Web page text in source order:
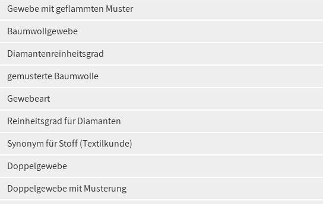
Gewebe mit geflammten Muster
Baumwollgewebe
Diamantenreinheitsgrad
gemusterte Baumwolle
Gewebeart
Reinheitsgrad für Diamanten
Synonym für Stoff (Textilkunde)
Doppelgewebe
Doppelgewebe mit Musterung